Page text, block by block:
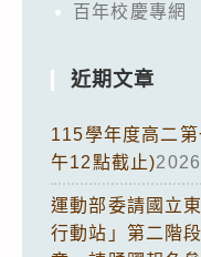
百年校慶專網
近期文章
115學年度高二
午12點截止)
運動部委請國立
行動站」第二階